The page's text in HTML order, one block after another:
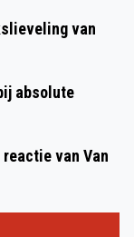
van
absolute
van Van